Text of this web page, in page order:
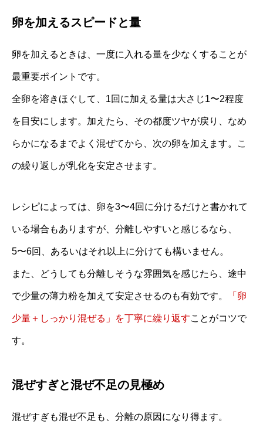
卵を加えるスピードと量
卵を加えるときは、一度に入れる量を少なくすることが
最重要ポイントです。
全卵を溶きほぐして、1回に加える量は大さじ1〜2程度
を目安にします。加えたら、その都度ツヤが戻り、なめ
らかになるまでよく混ぜてから、次の卵を加えます。こ
の繰り返しが乳化を安定させます。
レシピによっては、卵を3〜4回に分けるだけと書かれて
いる場合もありますが、分離しやすいと感じるなら、
5〜6回、あるいはそれ以上に分けても構いません。
また、どうしても分離しそうな雰囲気を感じたら、途中
で少量の薄力粉を加えて安定させるのも有効です。 「卵
少量＋しっかり混ぜる」を丁寧に繰り返すことがコツで
す。
混ぜすぎと混ぜ不足の見極め
混ぜすぎも混ぜ不足も、分離の原因になり得ます。